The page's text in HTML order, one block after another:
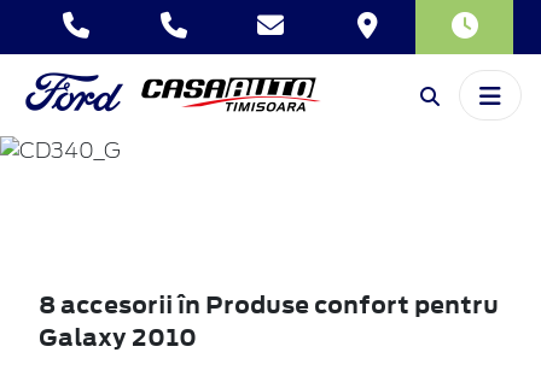
GALAXY
8 accesorii în Produse confort pentru
Galaxy 2010